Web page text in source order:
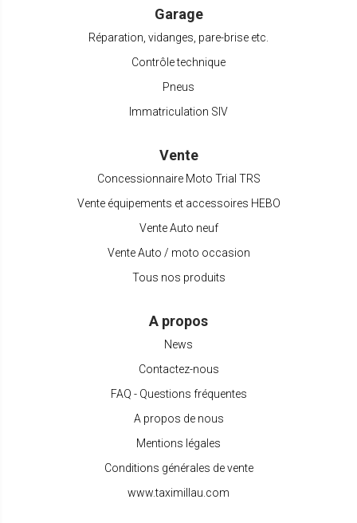
Garage
Réparation, vidanges, pare-brise etc.
Contrôle technique
Pneus
Immatriculation SIV
Vente
Concessionnaire Moto Trial TRS
Vente équipements et accessoires HEBO
Vente Auto neuf
Vente Auto / moto occasion
Tous nos produits
A propos
News
Contactez-nous
FAQ - Questions fréquentes
A propos de nous
Mentions légales
Conditions générales de vente
www.taximillau.com